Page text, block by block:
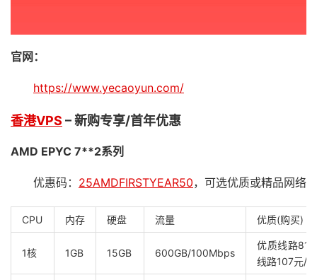
官网：
https://www.yecaoyun.com/
香港VPS – 新购专享/首年优惠
AMD EPYC 7**2系列
优惠码： 25AMDFIRSTYEAR50，可选优质或精品网络
CPU 内存 硬盘 流量 优质(购买)
1核 1GB 15GB 600GB/100Mbps
优质线路81
线路107元/年